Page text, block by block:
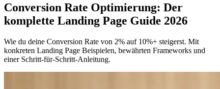
Conversion Rate Optimierung: Der
komplette Landing Page Guide 2026
Wie du deine Conversion Rate von 2% auf 10%+ steigerst. Mit
konkreten Landing Page Beispielen, bewährten Frameworks und
einer Schritt-für-Schritt-Anleitung.